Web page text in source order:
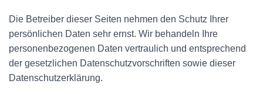
Die Betreiber dieser Seiten nehmen den Schutz Ihrer
persönlichen Daten sehr ernst. Wir behandeln Ihre
personenbezogenen Daten vertraulich und entsprechend
der gesetzlichen Datenschutzvorschriften sowie dieser
Datenschutzerklärung.